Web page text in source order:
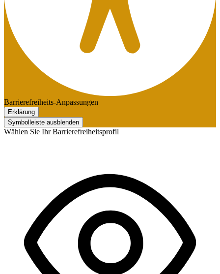
Barrierefreiheits-Anpassungen
Erklärung
Symbolleiste ausblenden
Wählen Sie Ihr Barrierefreiheitsprofil